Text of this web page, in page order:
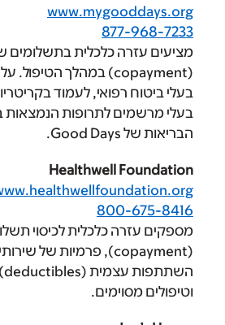
כלכלית בתשלומים שיתופיים
(copayment) במהלך הטיפול. על המטופלים להיות
לעמוד בקריטריוני ההכנסה, ולהיות
לתרופות הנמצאות במסגרת סל
Healthwell
כלכלית לכיסוי תשלום שיתופי
(copayment), פרמיות של שירותי רפואה ותשלומי
השתתפות עצמית (deductibles) עבור תרופות